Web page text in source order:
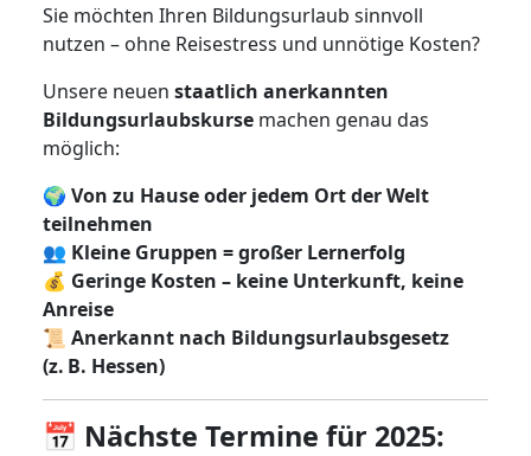
Sie möchten Ihren Bildungsurlaub sinnvoll
nutzen – ohne Reisestress und unnötige Kosten?
Unsere neuen staatlich anerkannten
Bildungsurlaubskurse machen genau das
möglich:
🌍 Von zu Hause oder jedem Ort der Welt
teilnehmen
👥 Kleine Gruppen = großer Lernerfolg
💰 Geringe Kosten – keine Unterkunft, keine
Anreise
📜 Anerkannt nach Bildungsurlaubsgesetz
(z. B. Hessen)
📅 Nächste Termine für 2025: